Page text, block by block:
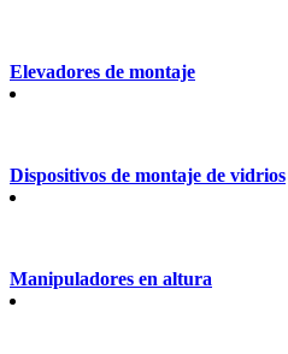
Elevadores de montaje
Dispositivos de montaje de vidrios
Manipuladores en altura